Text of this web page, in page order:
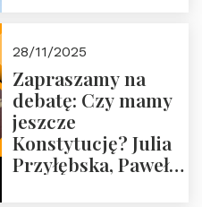
28/11/2025
Zapraszamy na
debatę: Czy mamy
jeszcze
Konstytucję? Julia
Przyłębska, Paweł